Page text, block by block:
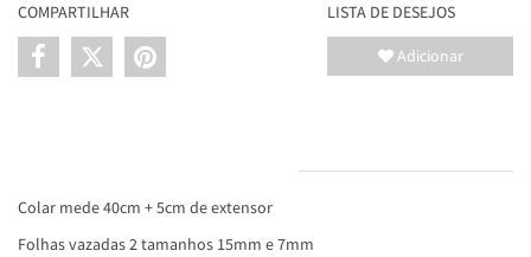
COMPARTILHAR LISTA DE DESEJOS
Adicionar
Colar mede 40cm + 5cm de extensor
Folhas vazadas 2 tamanhos 15mm e 7mm